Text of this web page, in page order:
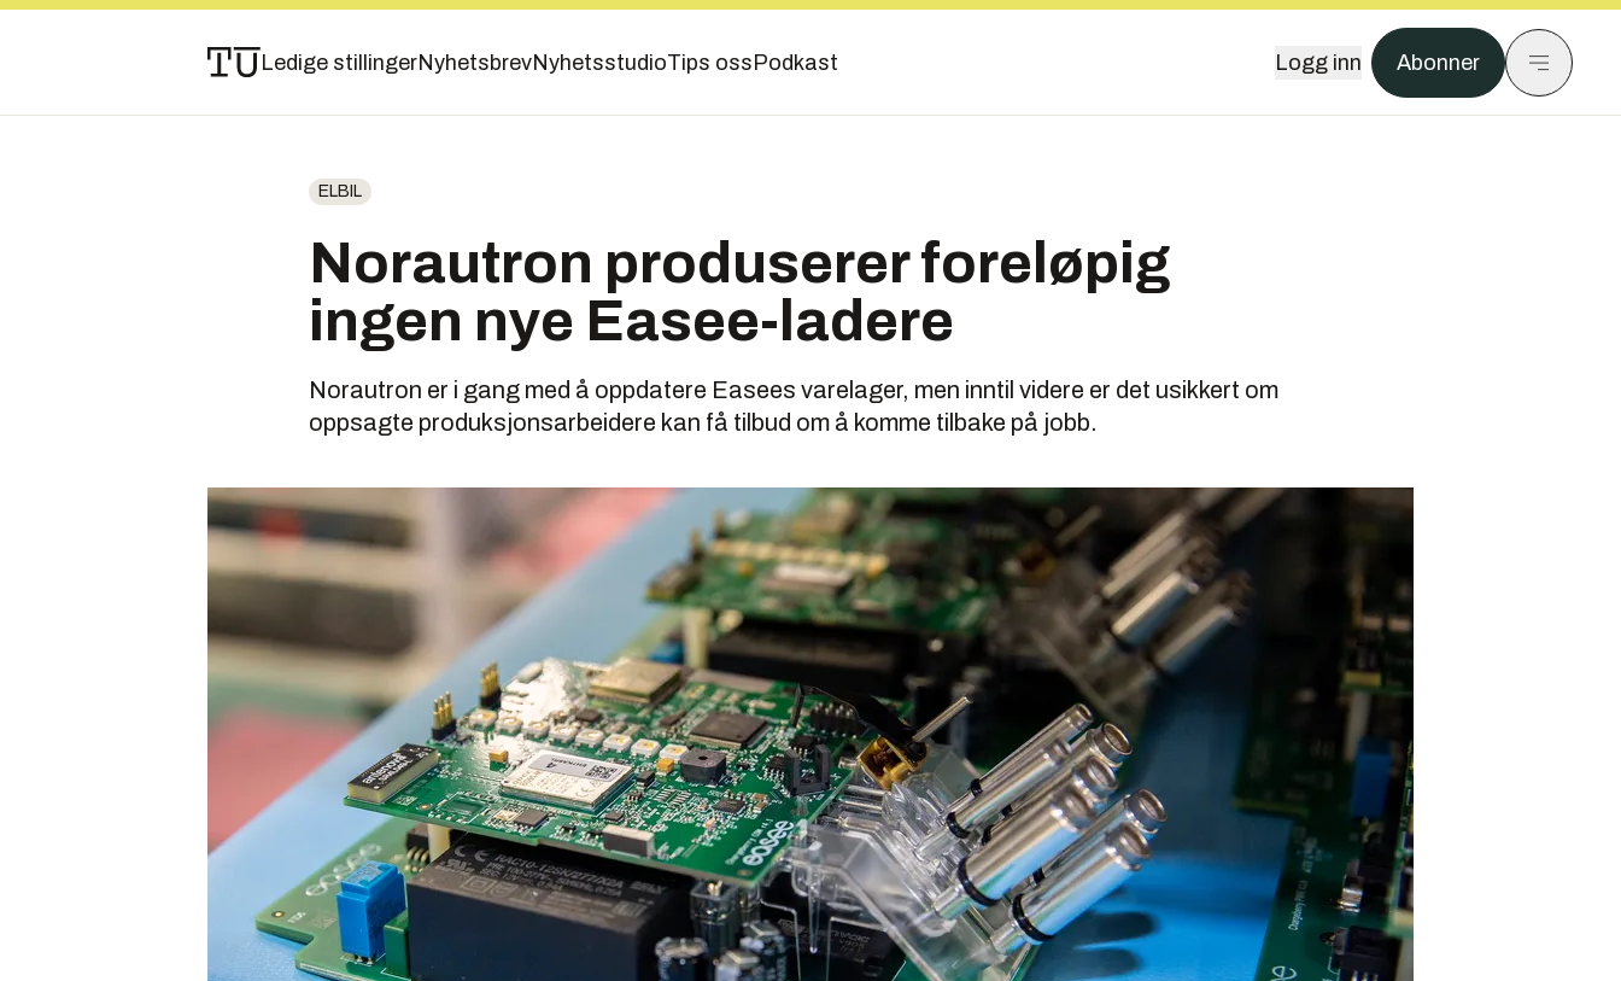
Ledige stillingerNyhetsbrevNyhetsstudioTips oss Podkast Logg inn Abonner
ELBIL
Norautron produserer foreløpig
ingen nye Easee-ladere
Norautron er i gang med å oppdatere Easees varelager, men inntil videre er det usikkert om
oppsagte produksjonsarbeidere kan få tilbud om å komme tilbake på jobb.